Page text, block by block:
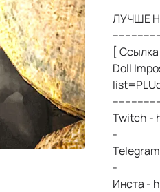
ЛУЧШЕ
[
Doll
Twitch -
-
-
Инста -